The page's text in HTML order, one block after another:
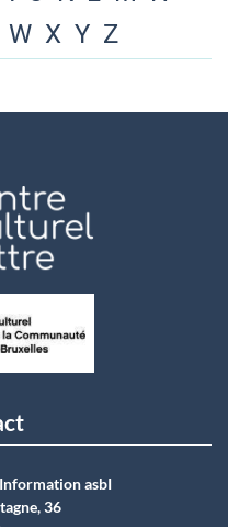
W X Y Z
asbI
36